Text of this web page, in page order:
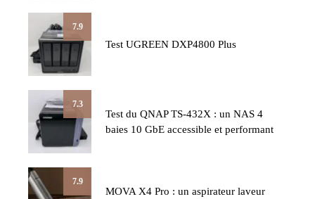
7.9
Test UGREEN DXP4800 Plus
7.3
Test du QNAP TS-432X : un NAS 4
baies 10 GbE accessible et performant
7.9
MOVA X4 Pro : un aspirateur laveur